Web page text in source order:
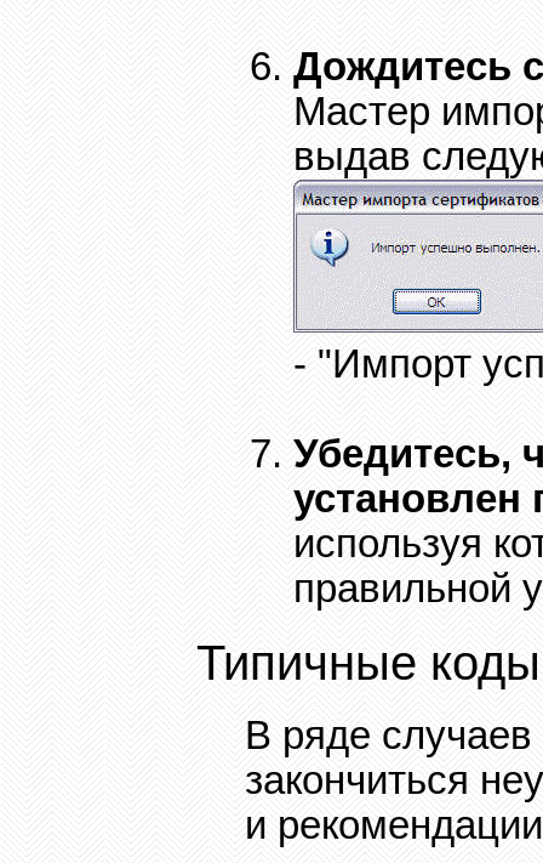
Дождитесь
Мастер
выдав
- "Импорт
Убедитесь,
установлен
используя
правильной
Типичные
В ряде случаев
закончиться
и